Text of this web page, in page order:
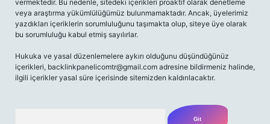
vermektedir. Bu nedenle, sitedeki içerikleri proaktif olarak denetleme
veya araştırma yükümlülüğümüz bulunmamaktadır. Ancak, üyelerimiz
yazdıkları içeriklerin sorumluluğunu taşımakta olup, siteye üye olarak
bu sorumluluğu kabul etmiş sayılırlar.
Hukuka ve yasal düzenlemelere aykırı olduğunu düşündüğünüz
içerikleri, backlinkpanelicomtr@gmail.com adresine bildirmeniz halinde,
ilgili içerikler yasal süre içerisinde sitemizden kaldırılacaktır.